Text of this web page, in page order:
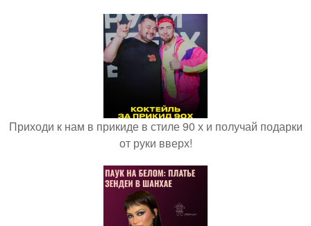
Приходи к нам в прикиде в стиле 90 х и получай подарки
от руки вверх!